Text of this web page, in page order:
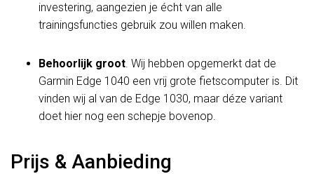
investering, aangezien je écht van alle
trainingsfuncties gebruik zou willen maken.
Behoorlijk groot. Wij hebben opgemerkt dat de
Garmin Edge 1040 een vrij grote fietscomputer is. Dit
vinden wij al van de Edge 1030, maar déze variant
doet hier nog een schepje bovenop.
Prijs & Aanbieding